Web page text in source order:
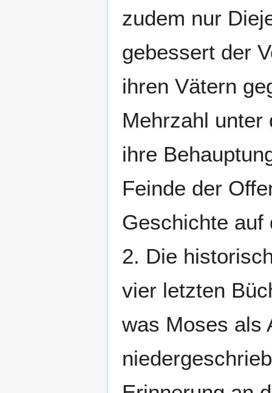
zudem nur
gebessert der
ihren Vätern
Mehrzahl unter
ihre
Feinde der
Geschichte auf
2. Die
vier letzten
was Moses als